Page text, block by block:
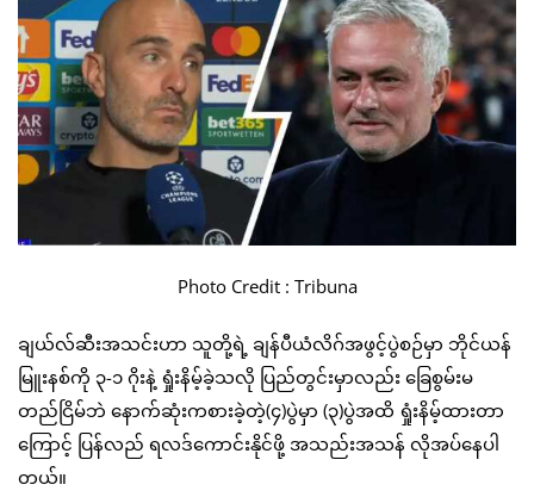
Photo Credit : Tribuna
ချယ်လ်ဆီးအသင်းဟာ သူတို့ရဲ့ ချန်ပီယံလိဂ်အဖွင့်ပွဲစဉ်မှာ ဘိုင်ယန်
မြူးနစ်ကို ၃-၁ ဂိုးနဲ့ ရှုံးနိမ့်ခဲ့သလို ပြည်တွင်းမှာလည်း ခြေစွမ်းမ
တည်ငြိမ်ဘဲ နောက်ဆုံးကစားခဲ့တဲ့(၄)ပွဲမှာ (၃)ပွဲအထိ ရှုံးနိမ့်ထားတာ
ကြောင့် ပြန်လည် ရလဒ်ကောင်းနိုင်ဖို့ အသည်းအသန် လိုအပ်နေပါ
တယ်။